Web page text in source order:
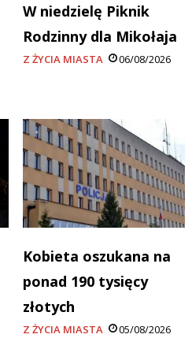
W niedzielę Piknik
Rodzinny dla Mikołaja
Z ŻYCIA MIASTA 06/08/2026
Kobieta oszukana na
ponad 190 tysięcy
złotych
Z ŻYCIA MIASTA 05/08/2026